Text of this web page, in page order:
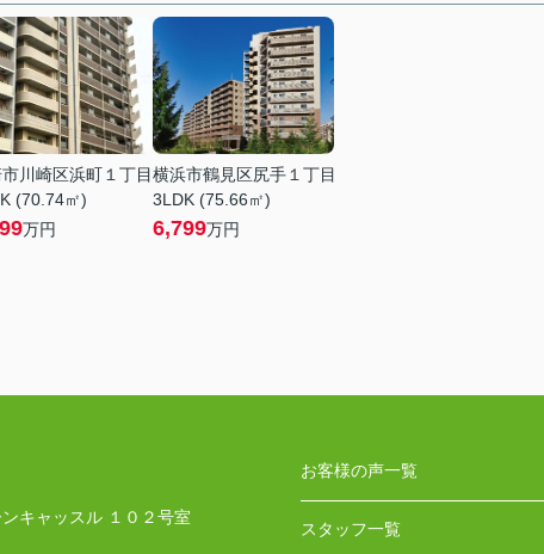
市川崎区浜町１丁目
(70.74㎡)
万円
横浜市鶴見区尻手１丁目
3LDK (75.66㎡)
6,799万円
キャッスル １０２号室
お客様の声一覧
スタッフ一覧